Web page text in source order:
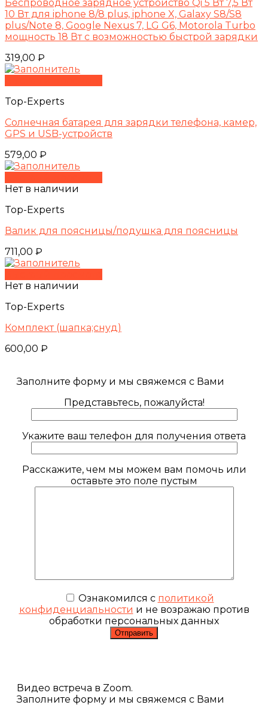
Беспроводное зарядное устройство Qi 5 Вт 7,5 Вт
10 Вт для iphone 8/8 plus, iphone X, Galaxy S8/S8
plus/Note 8, Google Nexus 7, LG G6, Motorola Turbo
мощность 18 Вт с возможностью быстрой зарядки
319,00 ₽
Top-Experts
Солнечная батарея для зарядки телефона, камер,
GPS и USB-устройств
579,00 ₽
Нет в наличии
Top-Experts
Валик для поясницы/подушка для поясницы
711,00 ₽
Нет в наличии
Top-Experts
Комплект (шапка;снуд)
600,00 ₽
Заполните форму и мы свяжемся с Вами
Представьтесь, пожалуйста!
Укажите ваш телефон для получения ответа
Расскажите, чем мы можем вам помочь или
оставьте это поле пустым
Ознакомился с политикой
конфиденциальности и не возражаю против
обработки персональных данных
Видео встреча в Zoom.
Заполните форму и мы свяжемся с Вами